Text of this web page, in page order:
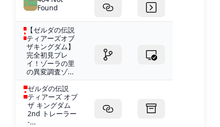
Found
【ゼルダの伝説
ティアーズオブ
ザキングダム】
完全初見プレ
イ！ゾーラの里
の異変調査ゾ...
ゼルダの伝説
ティアーズ オブ
ザ キングダム
2nd トレーラー
-...